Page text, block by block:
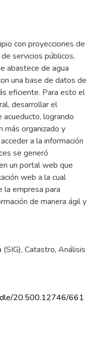
con proyecciones de
servicios públicos,
abastece de agua
una base de datos de
eficiente. Para esto el
desarrollar el
logrando
más organizado y
a la información
se generó
un portal web que
web a la cual
la empresa para
de manera ágil y
, Catastro, Análisis
20.500.12746/661